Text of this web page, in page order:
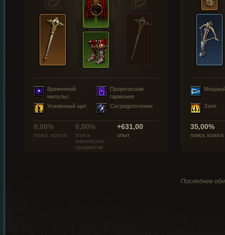
Временной
импульс
Пророческая
гармония
Усиленный щит
Сосредоточение
0,00%
поиск золота
0,00%
поиск
магических
предметов
+631,00
опыт
Залп
35,00%
поиск золота
Последнее